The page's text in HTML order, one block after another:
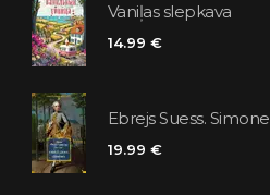
Vaniļas slepkava
14.99 €
Ebrejs Suess. Simone
19.99 €